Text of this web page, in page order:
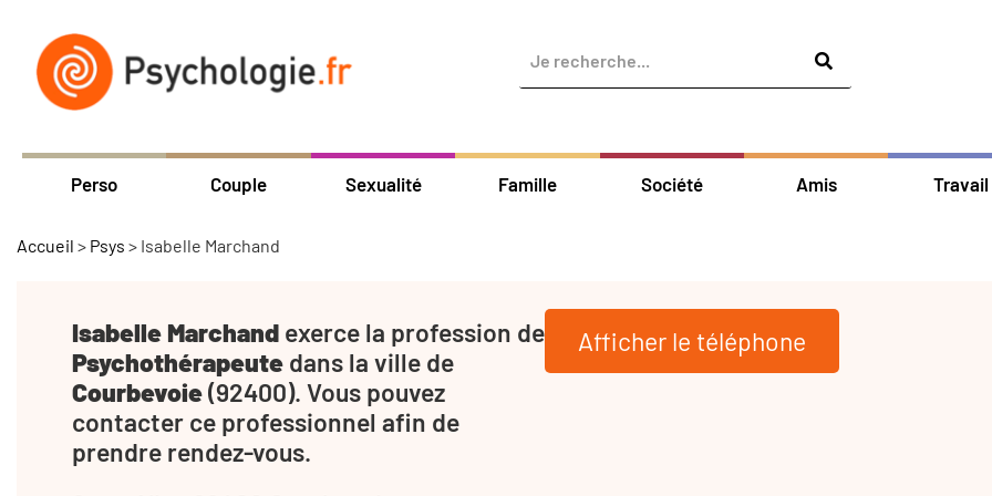
Perso Couple Sexualité Famille Société Amis Travail
Accueil > Psys > Isabelle Marchand
Isabelle Marchand exerce la profession de
Psychothérapeute dans la ville de
Courbevoie(92400). Vous pouvez
contacter ce professionnel afin de
prendre rendez-vous.
Afficher le téléphone